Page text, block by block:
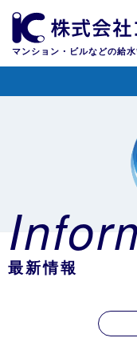
マンション・ビルなどの給
最新情報